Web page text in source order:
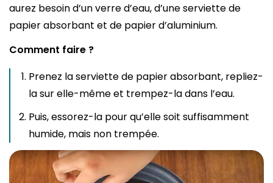
aurez besoin d’un verre d’eau, d’une serviette de
papier absorbant et de papier d’aluminium.
Comment faire ?
Prenez la serviette de papier absorbant, repliez-
la sur elle-même et trempez-la dans l’eau.
Puis, essorez-la pour qu’elle soit suffisamment
humide, mais non trempée.